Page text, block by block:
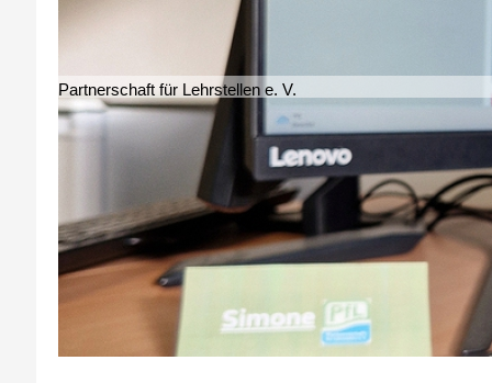
Partnerschaft für Lehrstellen e. V.